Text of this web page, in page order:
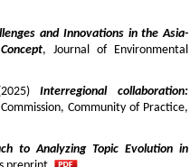
and Innovations in the Asia-
, Journal of Environmental
Interregional collaboration:
Community of Practice,
to Analyzing Topic Evolution in